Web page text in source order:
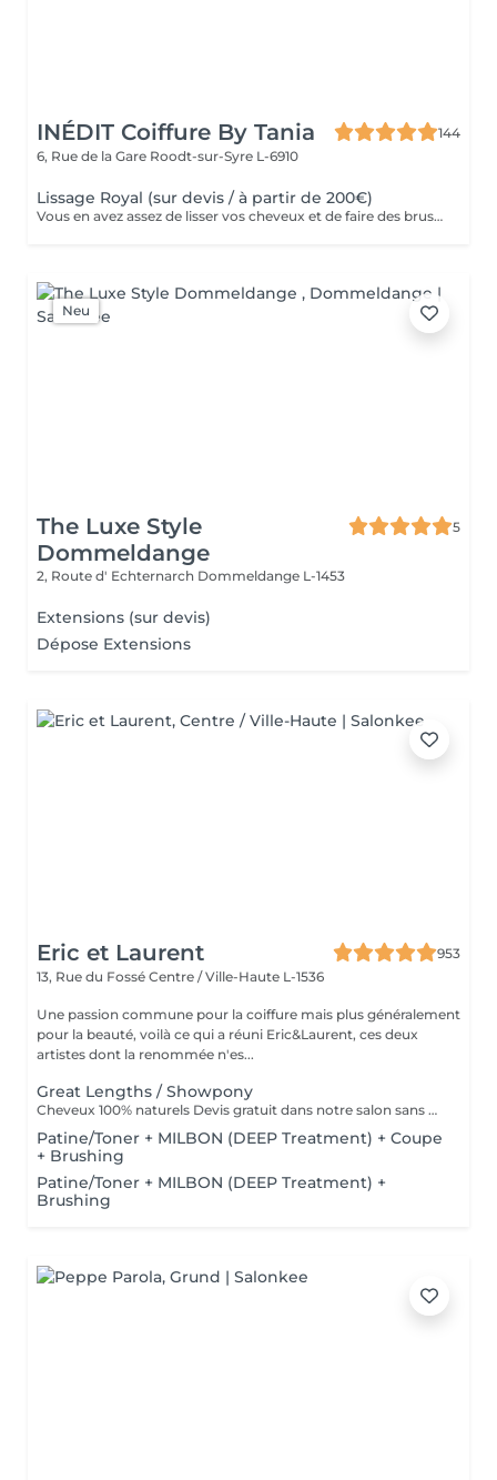
INÉDIT Coiffure By Tania
144
6, Rue de la Gare Roodt-sur-Syre L-6910
Lissage Royal (sur devis / à partir de 200€)
Vous en avez assez de lisser vos cheveux et de faire des brushings au quotidien ? Les bienfaits de nos lissages sont nombreux, et ont comme atouts principales un gain de temps au quotidien, et l’avantage d’avoir des cheveux hydratés, brillants, et coiffés en tout temps et sans aucun effort ! Avec sa superbe composition à base d'acide hyaluronique et de protéine de soie, le lissage royal apporte hydratation et brillance à votre chevelure tout en lissant à 100% pour une durée moyenne de 7/8 mois ! Ses bienfaits : -Diminue la chute des cheveux -Diminue la casse des cheveux -Lisse à 100% -Organique, adapté aux enfants et femmes enceintes -Apporte une brillance extrême -Apporte de L'hydratation -Gain de temps au quotidien (adios les brushings et le lisseur) Prenez soin de vous !
Neu
The Luxe Style
Dommeldange
5
2, Route d' Echternarch Dommeldange L-1453
Extensions (sur devis)
Dépose Extensions
Eric et Laurent
953
13, Rue du Fossé Centre / Ville-Haute L-1536
Une passion commune pour la coiffure mais plus généralement
pour la beauté, voilà ce qui a réuni Eric&Laurent, ces deux
artistes dont la renommée n'es...
Great Lengths / Showpony
Cheveux 100% naturels Devis gratuit dans notre salon sans RDV
Patine/Toner + MILBON (DEEP Treatment) + Coupe
+ Brushing
Patine/Toner + MILBON (DEEP Treatment) +
Brushing